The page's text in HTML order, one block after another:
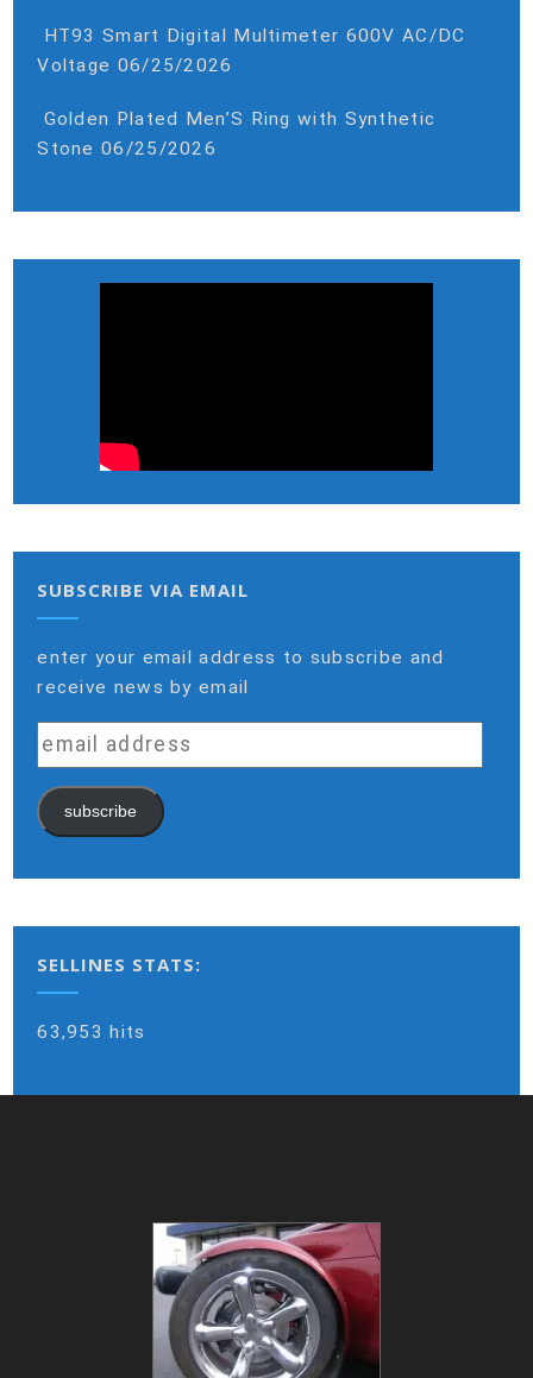
HT93 Smart Digital Multimeter 600V AC/DC
Voltage 06/25/2026
Golden Plated Men’S Ring with Synthetic
Stone 06/25/2026
SUBSCRIBE VIA EMAIL
enter your email address to subscribe and
receive news by email
address
subscribe
SELLINES STATS:
63,953 hits